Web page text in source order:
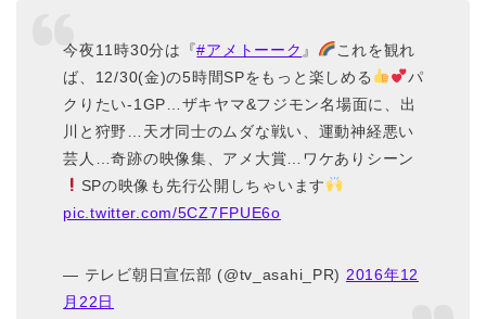
今夜11時30分は『#アメトーーク 』
これを観れ
ば、12/30(金)の5時間SPをもっと楽しめる
パ
クりたい-1GP…ザキヤマ&フジモン名場面に、出
川と狩野…天才同士のムダな戦い、運動神経悪い
芸人…奇跡の映像集、アメ大賞…ワケありシーン
SPの映像も先行公開しちゃいます
pic.twitter.com/5CZ7FPUE6o
— テレビ朝日宣伝部 (@tv_asahi_PR) 2016年12
月22日